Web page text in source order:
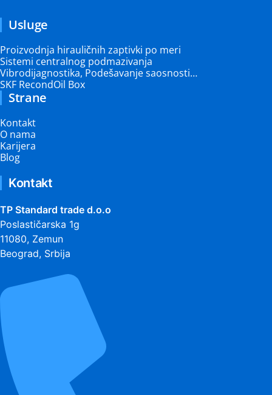
Usluge
Proizvodnja hirauličnih zaptivki po meri
Sistemi centralnog podmazivanja
Vibrodijagnostika, Podešavanje saosnosti…
SKF RecondOil Box
Strane
Kontakt
O nama
Karijera
Blog
Kontakt
TP Standard trade d.o.o
Poslastičarska 1g
11080, Zemun
Beograd, Srbija